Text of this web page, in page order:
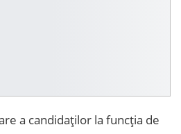
a candidaților la funcția de